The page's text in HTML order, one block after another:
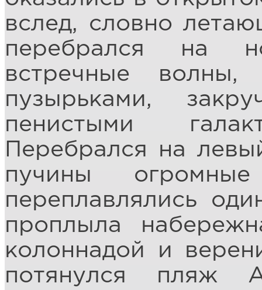
вслед, словно
перебрался на
встречные волны,
пузырьками,
пенистыми
Перебрался на
пучины
переплавлялись
проплыла
колоннадой и
потянулся пляж